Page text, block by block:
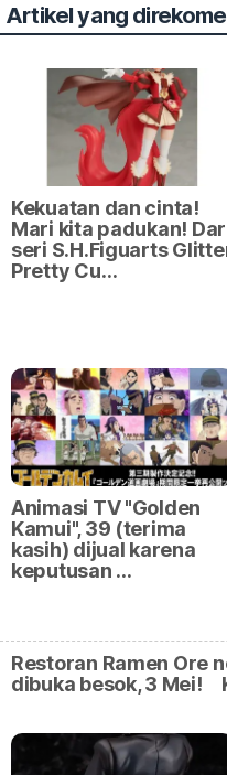
Artikel yang
Kekuatan dan cinta!
Mari kita padukan!
seri S.H.Figuarts
Pretty Cu…
Animasi TV "Golden
Kamui", 39 (terima
kasih) dijual karena
keputusan …
Restoran Ramen Ore
dibuka besok, 3 Mei!